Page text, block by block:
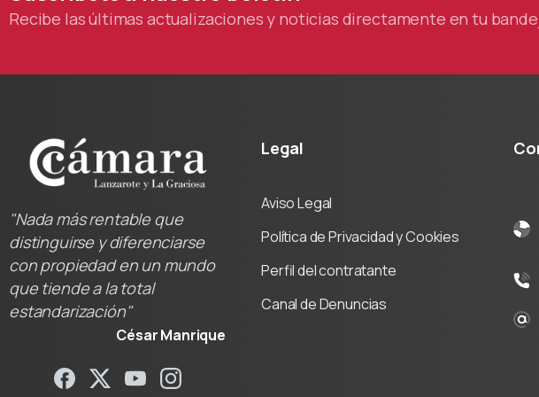
Recibe las últimas actualizaciones y noticias directamente en tu
"Nada más rentable que
distinguirse y diferenciarse
con propiedad en un mundo
que tiende a la total
estandarización"
César Manrique
Legal
Aviso Legal
Política de Privacidad y Cookies
Perfil del contratante
Canal de Denuncias